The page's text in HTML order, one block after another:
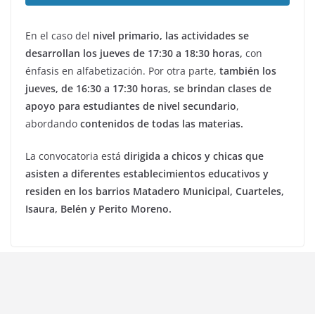
En el caso del nivel primario, las actividades se
desarrollan los jueves de 17:30 a 18:30 horas, con
énfasis en alfabetización. Por otra parte, también los
jueves, de 16:30 a 17:30 horas, se brindan clases de
apoyo para estudiantes de nivel secundario,
abordando contenidos de todas las materias.
La convocatoria está dirigida a chicos y chicas que
asisten a diferentes establecimientos educativos y
residen en los barrios Matadero Municipal, Cuarteles,
Isaura, Belén y Perito Moreno.